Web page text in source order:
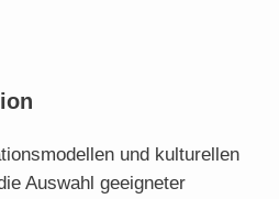
und kulturellen
Auswahl geeigneter